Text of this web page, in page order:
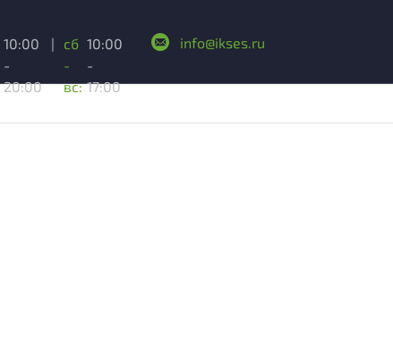
10:00
-
20:00
|
сб
-
вс:
10:00
-
17:00
info@ikses.ru